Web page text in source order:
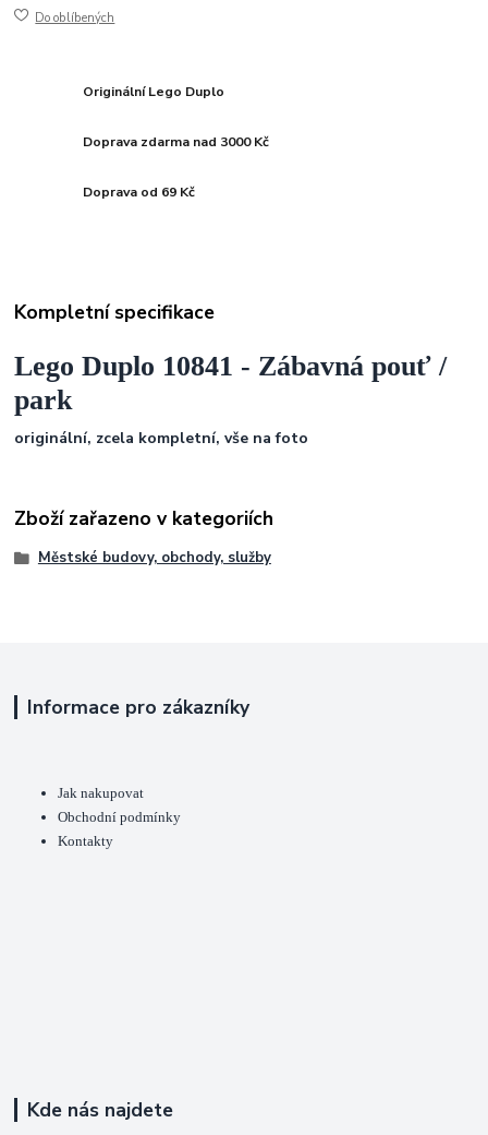
Do oblíbených
Originální Lego Duplo
Doprava zdarma nad 3000 Kč
Doprava od 69 Kč
Kompletní specifikace
Lego Duplo 10841 - Zábavná pouť /
park
originální, zcela kompletní, vše na foto
Zboží zařazeno v kategoriích
Městské budovy, obchody, služby
Informace pro zákazníky
Jak nakupovat
Obchodní podmínky
Kontakty
Kde nás najdete